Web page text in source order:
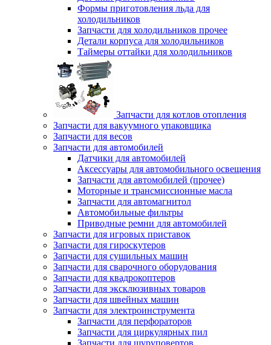
Формы приготовления льда для
холодильников
Запчасти для холодильников прочее
Детали корпуса для холодильников
Таймеры оттайки для холодильников
Запчасти для котлов отопления
Запчасти для вакуумного упаковщика
Запчасти для весов
Запчасти для автомобилей
Датчики для автомобилей
Аксессуары для автомобильного освещения
Запчасти для автомобилей (прочее)
Моторные и трансмиссионные масла
Запчасти для автомагнитол
Автомобильные фильтры
Приводные ремни для автомобилей
Запчасти для игровых приставок
Запчасти для гироскутеров
Запчасти для сушильных машин
Запчасти для сварочного оборудования
Запчасти для квадрокоптеров
Запчасти для эксклюзивных товаров
Запчасти для швейных машин
Запчасти для электроинструмента
Запчасти для перфораторов
Запчасти для циркулярных пил
Запчасти для шуруповертов